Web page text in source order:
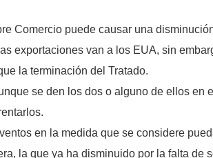
Comercio puede causar una
exportaciones van a los EUA, sin
la terminación del Tratado.
se den los dos o alguno de ellos en
en la medida que se considere
la que ya ha disminuido por la falta de